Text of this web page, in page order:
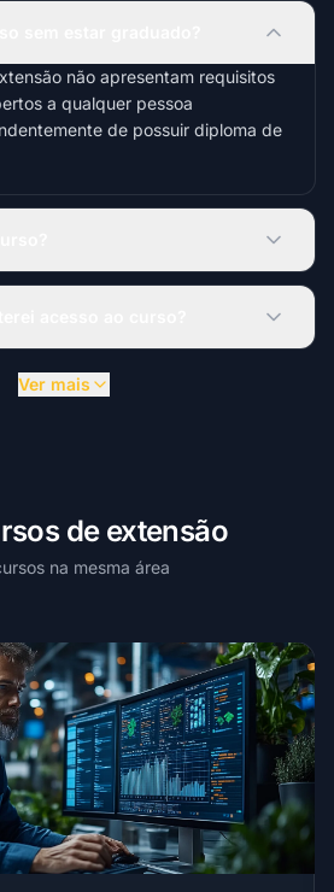
não apresentam requisitos
a qualquer pessoa
de possuir diploma de
Ver mais
de extensão
na mesma área